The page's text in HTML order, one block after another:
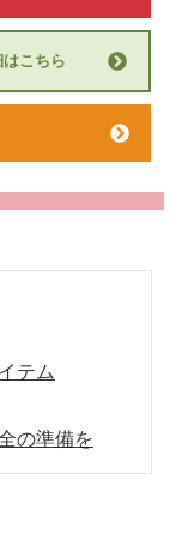
はこちら
テム
の準備を